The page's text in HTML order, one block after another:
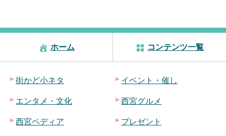
ホーム コンテンツ一覧
街かど小ネタ イベント・催し
エンタメ・文化 西宮グルメ
西宮ペディア プレゼント